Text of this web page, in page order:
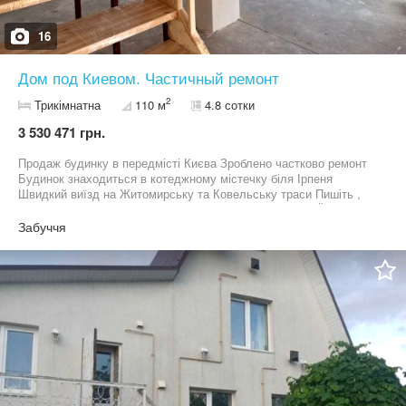
16
Дом под Киевом. Частичный ремонт
Трикімнатна 110 м2 4.8 сотки
3 530 471 грн.
Продаж будинку в передмісті Києва Зроблено частково ремонт
Будинок знаходиться в котеджному містечку біля Ірпеня
Швидкий виїзд на Житомирську та Ковельську траси Пишіть ,
телефонуйте , домовимось про перегляд БЕЗ КОМІСІЇ ДЛЯ
ПОКУПЦІВ
Забуччя